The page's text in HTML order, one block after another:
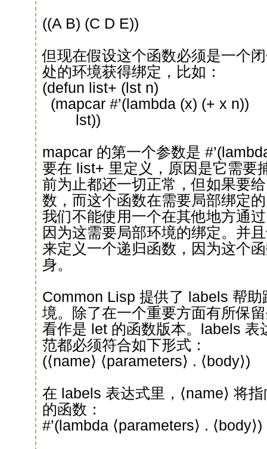
((A B) (C D E))
但现在假设这个函数必须是一个
处的环境获得绑定，比如：
(defun list+ (lst n)
(mapcar #’(lambda (x) (+ x n))
lst))
mapcar 的第一个参数是
要在 list+ 里定义，原因是它需要
前为止都还一切正常，但如果要
数，而这个函数在需要局部绑定
我们不能使用一个在其他地方通
因为这需要局部环境的绑定。并
来定义一个递归函数，因为这个
身。
Common Lisp 提供了 labels 帮
境。除了在一个重要方面有所保
看作是 let 的函数版本。labels 表
范都必须符合如下形式：
(⟨name⟩ ⟨parameters⟩ . ⟨body⟩)
在 labels 表达式里，⟨name⟩ 将
的函数：
#’(lambda ⟨parameters⟩ . ⟨body⟩)